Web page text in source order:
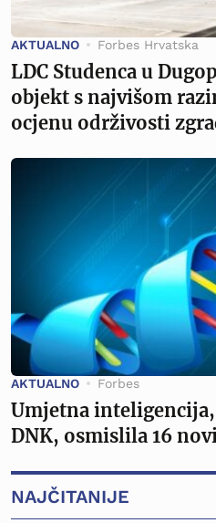
AKTUALNO Forbes Hrvatska
LDC Studenca u
objekt s najvišom
ocjenu održivosti
AKTUALNO Forbes
Umjetna
DNK, osmislila 16
NAJČITANIJE